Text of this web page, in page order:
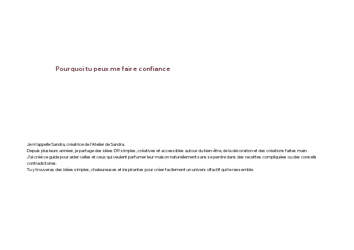
Pourquoi tu peux me faire confiance
Je m’appelle Sandra, créatrice de l’Atelier de Sandra.
Depuis plusieurs années, je partage des idées DIY simples, créatives et accessibles autour du bien-être, de la décoration et des créations faites main.
J’ai créé ce guide pour aider celles et ceux qui veulent parfumer leur maison naturellement sans se perdre dans des recettes compliquées ou des conseils
contradictoires.
Tu y trouveras des idées simples, chaleureuses et inspirantes pour créer facilement un univers olfactif qui te ressemble.